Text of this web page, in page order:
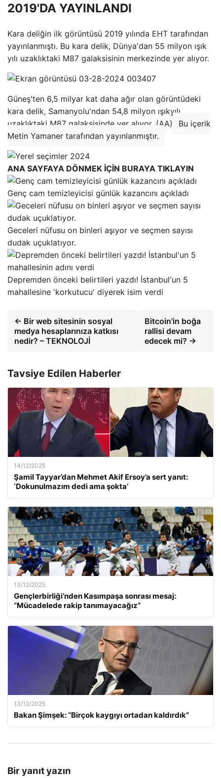
2019'DA YAYINLANDI
Kara deliğin ilk görüntüsü 2019 yılında EHT tarafından
yayınlanmıştı. Bu kara delik, Dünya'dan 55 milyon ışık
yılı uzaklıktaki M87 galaksisinin merkezinde yer alıyor.
Güneş'ten 6,5 milyar kat daha ağır olan görüntüdeki
kara delik, Samanyolu'ndan 54,8 milyon ışıkyılı
uzaklıktaki M87 galaksisinde yer alıyor. (AA)
Bu içerik
Metin Yamaner tarafından yayınlanmıştır.
ANA SAYFAYA DÖNMEK İÇİN BURAYA TIKLAYIN
Genç cam temizleyicisi günlük kazancını açıkladı
Geceleri nüfusu on binleri aşıyor ve seçmen sayısı
dudak uçuklatıyor.
Depremden önceki belirtileri yazdı! İstanbul'un 5
mahallesine 'korkutucu' diyerek isim verdi
← Bir web sitesinin sosyal
medya hesaplarınıza katkısı
nedir? – TEKNOLOJİ
Bitcoin'in boğa
rallisi devam
edecek mi? →
Tavsiye Edilen Haberler
14/12/2025
Şamil Tayyar’dan Mehmet Akif Ersoy’a sert yanıt:
‘Dokunulmazım dedi ama şokta’
13/12/2025
Gençlerbirliği’nden Kasımpaşa sonrası mesaj:
“Mücadelede rakip tanımayacağız”
13/12/2025
Bakan Şimşek: “Birçok kaygıyı ortadan kaldırdık”
Bir yanıt yazın